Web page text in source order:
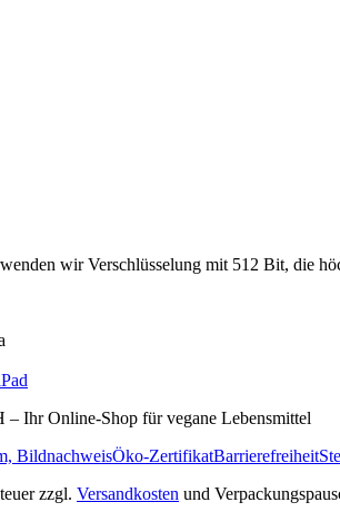
wir Verschlüsselung mit 512 Bit, die
Ihr Online‐Shop für vegane Lebensmittel
BildnachweisÖko‐ZertifikatBarrierefreiheit
zzgl. Versandkosten und